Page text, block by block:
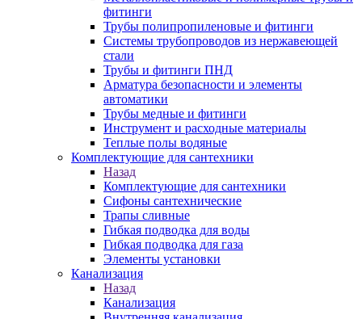
фитинги
Трубы полипропиленовые и фитинги
Системы трубопроводов из нержавеющей
стали
Трубы и фитинги ПНД
Арматура безопасности и элементы
автоматики
Трубы медные и фитинги
Инструмент и расходные материалы
Теплые полы водяные
Комплектующие для сантехники
Назад
Комплектующие для сантехники
Сифоны сантехнические
Трапы сливные
Гибкая подводка для воды
Гибкая подводка для газа
Элементы установки
Канализация
Назад
Канализация